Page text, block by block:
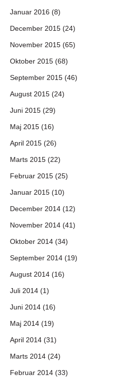
Januar 2016 (8)
December 2015 (24)
November 2015 (65)
Oktober 2015 (68)
September 2015 (46)
August 2015 (24)
Juni 2015 (29)
Maj 2015 (16)
April 2015 (26)
Marts 2015 (22)
Februar 2015 (25)
Januar 2015 (10)
December 2014 (12)
November 2014 (41)
Oktober 2014 (34)
September 2014 (19)
August 2014 (16)
Juli 2014 (1)
Juni 2014 (16)
Maj 2014 (19)
April 2014 (31)
Marts 2014 (24)
Februar 2014 (33)